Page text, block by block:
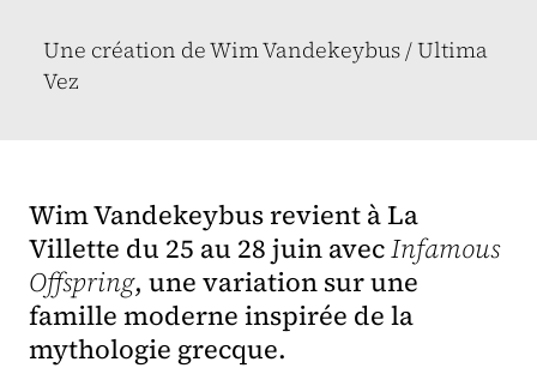
Une création de Wim Vandekeybus / Ultima
Vez
Wim Vandekeybus revient à La
Villette du 25 au 28 juin avecInfamous
Offspring, une variation sur une
famille moderne inspirée de la
mythologie grecque.